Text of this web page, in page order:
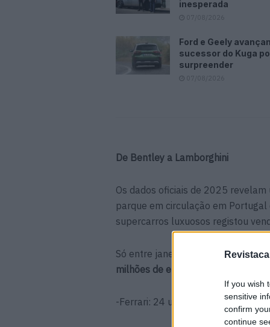
If you wish
sensitive
confirm
continue
inesperada
07/08/2026
Ford e Geely
sucessor do Kuga
surpreender
07/08/2026
De Bentley a Lamborghini
Os dados oficiais de 2025
parque em circulação em
supercarros luxuosos registou
Só entre janeiro e agosto, 106
milhões de euros em quatro marcas
-Ferrari: 24 unidades (€10,8